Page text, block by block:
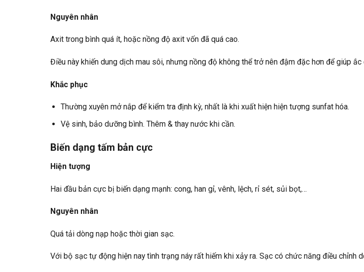
Nguyên nhân
Axit trong bình quá ít, hoặc nồng độ axit vốn đã quá cao.
Điều này khiến dung dịch mau sôi, nhưng nồng độ không thể trở nên đậm đặc hơn để giúp
Khắc phục
Thường xuyên mở nắp để kiểm tra định kỳ, nhất là khi xuất hiện hiện tượng sunfat hóa.
Vệ sinh, bảo dưỡng bình. Thêm & thay nước khi cần.
Biến dạng tấm bản cực
Hiện tượng
Hai đầu bản cực bị biến dạng mạnh: cong, han gỉ, vênh, lệch, rỉ sét, sủi bọt,…
Nguyên nhân
Quá tải dòng nạp hoặc thời gian sạc.
Với bộ sạc tự động hiện nay tình trạng náy rất hiếm khi xảy ra. Sạc có chức năng điều chỉnh